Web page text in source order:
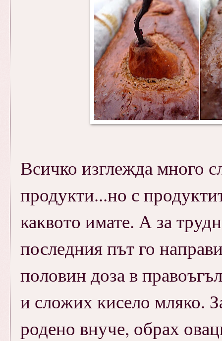
Всичко изглежда много
продукти...но с
каквото имате. А за
последния път го
половин доза в
и сложих кисело мляко.
родено внуче, обрах